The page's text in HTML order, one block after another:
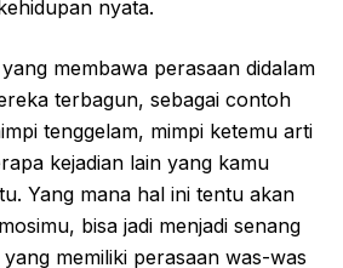
nyata.
membawa perasaan didalam
terbagun, sebagai contoh
tenggelam, mimpi ketemu arti
kejadian lain yang kamu
Yang mana hal ini tentu akan
bisa jadi menjadi senang
memiliki perasaan was-was